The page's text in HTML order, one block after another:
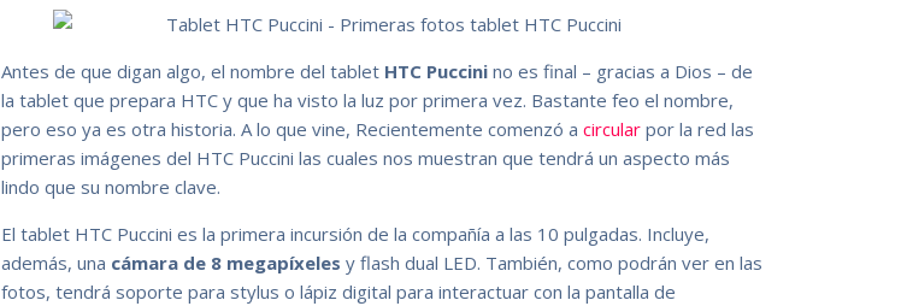
Antes de que digan algo, el nombre del tablet HTC Puccini no es final – gracias a Dios – de
la tablet que prepara HTC y que ha visto la luz por primera vez. Bastante feo el nombre,
pero eso ya es otra historia. A lo que vine, Recientemente comenzó acircular por la red las
primeras imágenes del HTC Puccini las cuales nos muestran que tendrá un aspecto más
lindo que su nombre clave.
El tablet HTC Puccini es la primera incursión de la compañía a las 10 pulgadas. Incluye,
además, una cámara de 8 megapíxeles y flash dual LED. También, como podrán ver en las
fotos, tendrá soporte para stylus o lápiz digital para interactuar con la pantalla de